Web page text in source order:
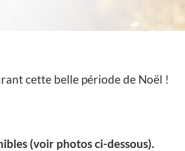
cette belle période de Noël !
(voir photos ci-dessous).